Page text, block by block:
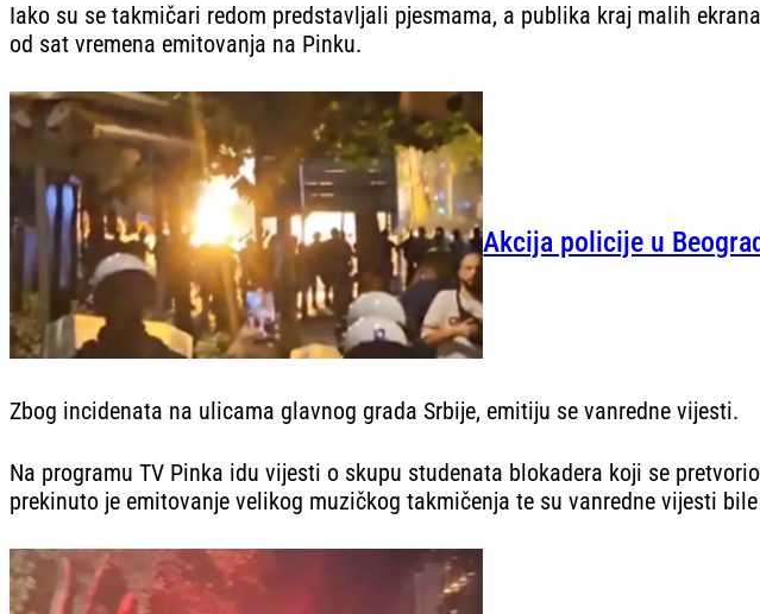
Iako su se takmičari redom predstavljali pjesmama, a publika kraj malih
od sat vremena emitovanja na Pinku.
Akcija policije u
Zbog incidenata na ulicama glavnog grada Srbije, emitiju se vanredne vijesti.
Na programu TV Pinka idu vijesti o skupu studenata blokadera koji se
prekinuto je emitovanje velikog muzičkog takmičenja te su vanredne vijesti